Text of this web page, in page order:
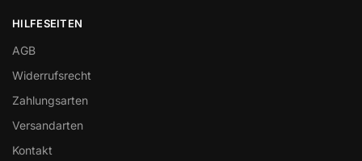
HILFESEITEN
AGB
Widerrufsrecht
Zahlungsarten
Versandarten
Kontakt